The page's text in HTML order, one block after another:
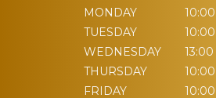
MONDAY
TUESDAY
WEDNESDAY
THURSDAY
FRIDAY